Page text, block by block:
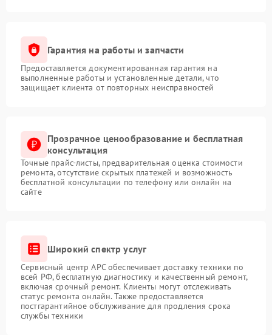
Гарантия на работы и запчасти
Предоставляется документированная гарантия на
выполненные работы и установленные детали, что
защищает клиента от повторных неисправностей
Прозрачное ценообразование и бесплатная
консультация
Точные прайс-листы, предварительная оценка стоимости
ремонта, отсутствие скрытых платежей и возможность
бесплатной консультации по телефону или онлайн на
сайте
Широкий спектр услуг
Сервисный центр APC обеспечивает доставку техники по
всей РФ, бесплатную диагностику и качественный ремонт,
включая срочный ремонт. Клиенты могут отслеживать
статус ремонта онлайн. Также предоставляется
постгарантийное обслуживание для продления срока
службы техники